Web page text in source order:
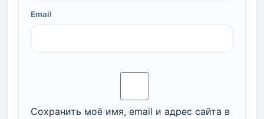
Email
Сохранить моё имя, email и адрес сайта в